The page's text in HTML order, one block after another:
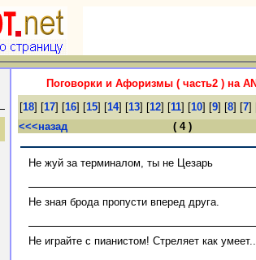
Поговорки и Афоризмы ( часть2 ) на
[18] [17] [16] [15] [14] [13] [12] [11] [10] [9] [8] [7]
<<<назад
( 4 )
Hе жуй за терминалом, ты не Цезарь
Hе зная брода пропусти вперед друга.
Hе играйте с пианистом! Стреляет как